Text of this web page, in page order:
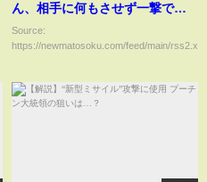
ん、相手に何もさせず一撃で試
合を終わらせるｗｗｗｗｗｗｗ
ｗｗｗ（動画あり）
Source:
https://newmatosoku.com/feed/main/